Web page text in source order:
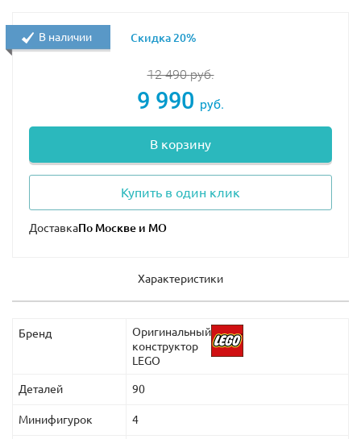
12 490руб.
9 990 руб.
В корзину
Купить в один клик
Доставка
В наличии Скидка 20%
Характеристики
Бренд
Оригинальный
конструктор
LEGO
Деталей 90
Минифигурок 4